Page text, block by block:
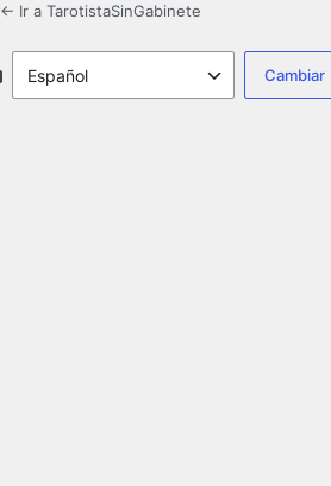
← Ir a TarotistaSinGabinete
Idioma